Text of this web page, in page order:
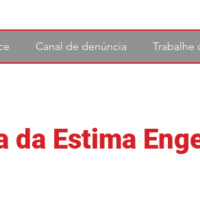
Canal de denúncia Trabalhe
da Estima